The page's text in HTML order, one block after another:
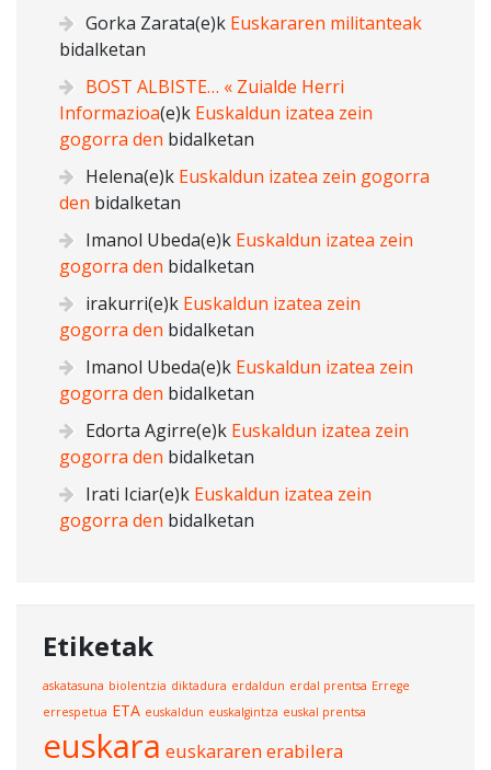
Gorka Zarata(e)k Euskararen militanteak
bidalketan
BOST ALBISTE… « Zuialde Herri
Informazioa(e)k Euskaldun izatea zein
gogorra den bidalketan
Helena(e)k Euskaldun izatea zein gogorra
den bidalketan
Imanol Ubeda(e)k Euskaldun izatea zein
gogorra den bidalketan
irakurri(e)k Euskaldun izatea zein
gogorra den bidalketan
Imanol Ubeda(e)k Euskaldun izatea zein
gogorra den bidalketan
Edorta Agirre(e)k Euskaldun izatea zein
gogorra den bidalketan
Irati Iciar(e)k Euskaldun izatea zein
gogorra den bidalketan
Etiketak
askatasuna biolentzia diktadura erdaldun erdal prentsa Errege
errespetua ETA euskaldun euskalgintza euskal prentsa
euskara euskararen erabilera